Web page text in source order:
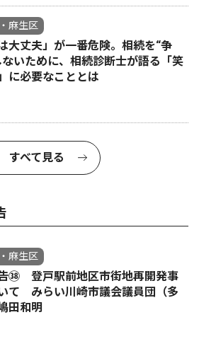
麻生区
大丈夫」が一番危険。相続を“争
ないために、相続診断士が語る「笑
に必要なこととは
すべて見る
麻生区
㊳ 登戸駅前地区市街地再開発事
て みらい川崎市議会議員団（多
田和明